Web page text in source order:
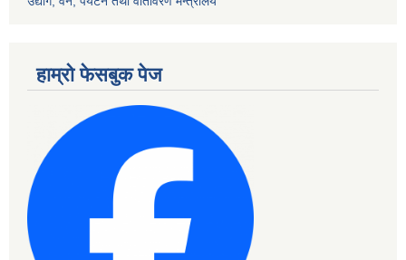
हाम्रो फेसबुक पेज